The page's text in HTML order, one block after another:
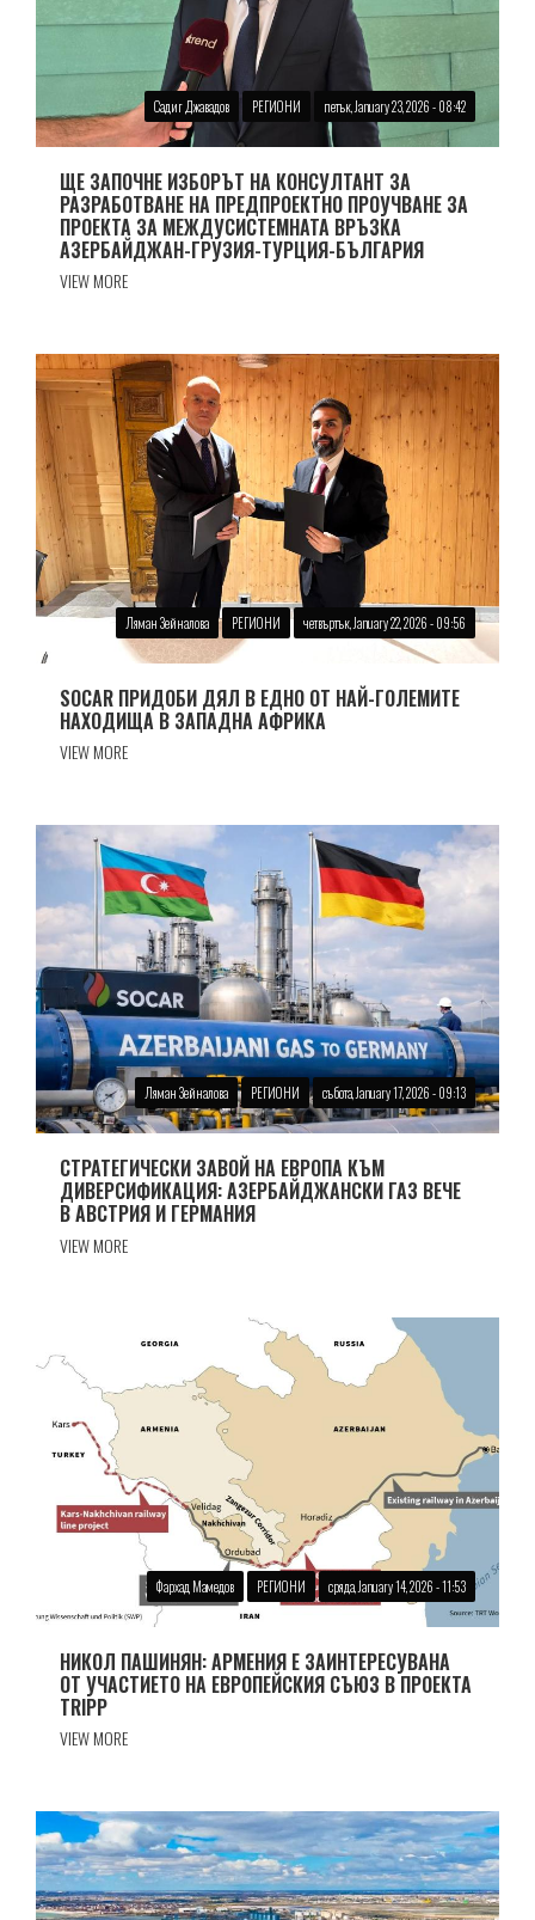
Садиг Джавадов РЕГИОНИ петък, January 23, 2026 - 08:42
ЩЕ ЗАПОЧНЕ ИЗБОРЪТ НА КОНСУЛТАНТ ЗА
РАЗРАБОТВАНЕ НА ПРЕДПРОЕКТНО ПРОУЧВАНЕ ЗА
ПРОЕКТА ЗА МЕЖДУСИСТЕМНАТА ВРЪЗКА
АЗЕРБАЙДЖАН-ГРУЗИЯ-ТУРЦИЯ-БЪЛГАРИЯ
VIEW MORE
Ляман Зейналова РЕГИОНИ четвъртък, January 22, 2026 - 09:56
SOCAR ПРИДОБИ ДЯЛ В ЕДНО ОТ НАЙ-ГОЛЕМИТЕ
НАХОДИЩА В ЗАПАДНА АФРИКА
VIEW MORE
Ляман Зейналова РЕГИОНИ събота, January 17, 2026 - 09:13
СТРАТЕГИЧЕСКИ ЗАВОЙ НА ЕВРОПА КЪМ
ДИВЕРСИФИКАЦИЯ: АЗЕРБАЙДЖАНСКИ ГАЗ ВЕЧЕ
В АВСТРИЯ И ГЕРМАНИЯ
VIEW MORE
Фархад Мамедов РЕГИОНИ сряда, January 14, 2026 - 11:53
НИКОЛ ПАШИНЯН: АРМЕНИЯ Е ЗАИНТЕРЕСУВАНА
ОТ УЧАСТИЕТО НА ЕВРОПЕЙСКИЯ СЪЮЗ В ПРОЕКТА
TRIPP
VIEW MORE